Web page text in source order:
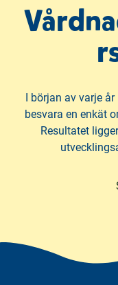
I början av varje
besvara en enkät
Resultatet